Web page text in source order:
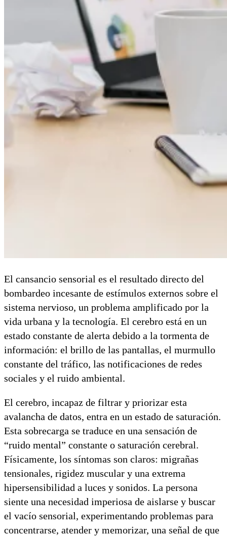
El cansancio sensorial es el resultado directo del
bombardeo incesante de estímulos externos sobre el
sistema nervioso, un problema amplificado por la
vida urbana y la tecnología. El cerebro está en un
estado constante de alerta debido a la tormenta de
información: el brillo de las pantallas, el murmullo
constante del tráfico, las notificaciones de redes
sociales y el ruido ambiental.
El cerebro, incapaz de filtrar y priorizar esta
avalancha de datos, entra en un estado de saturación.
Esta sobrecarga se traduce en una sensación de
“ruido mental” constante o saturación cerebral.
Físicamente, los síntomas son claros: migrañas
tensionales, rigidez muscular y una extrema
hipersensibilidad a luces y sonidos. La persona
siente una necesidad imperiosa de aislarse y buscar
el vacío sensorial, experimentando problemas para
concentrarse, atender y memorizar, una señal de que